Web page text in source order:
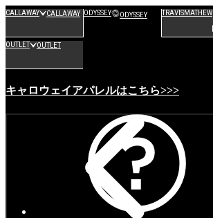
CALLAWAY CALLAWAY ODYSSEY ODYSSEY TRAVISMATHEW
OUTLET OUTLET
キャロウェイアパレルはこちら>>>